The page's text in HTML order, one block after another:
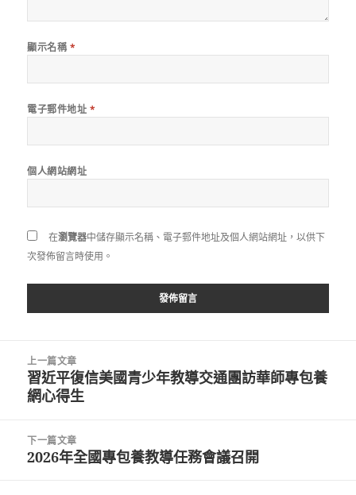
顯示名稱 *
電子郵件地址 *
個人網站網址
在瀏覽器中儲存顯示名稱、電子郵件地址及個人網站網址，以供下
次發佈留言時使用。
上一篇文章
上
一
文
章:
習近平復信美國青少年教導交通團訪華師專包養
網心得生
下一篇文章
下
2026年全國專包養教導任務會議召開